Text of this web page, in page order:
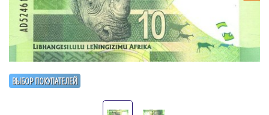
ВЫБОР ПОКУПАТЕЛЕЙ